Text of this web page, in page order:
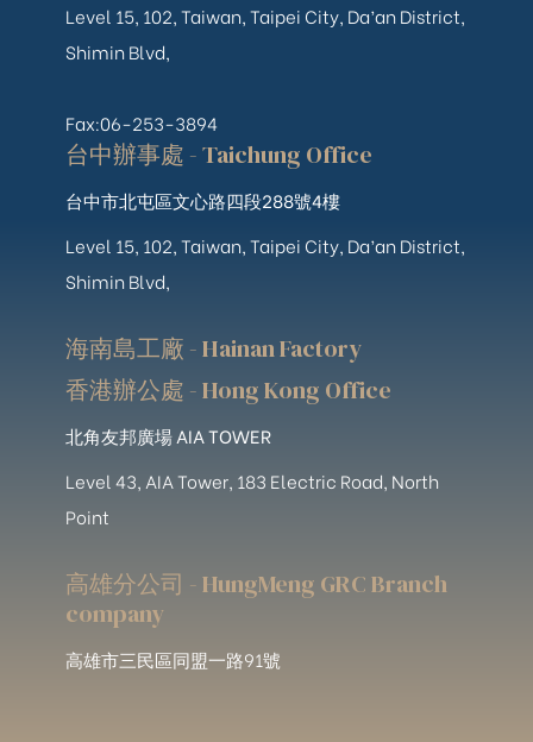
Level 15, 102, Taiwan, Taipei City, Da’an District,
Shimin Blvd,
Fax:06-253-3894
台中辦事處 - Taichung Office
台中市北屯區文心路四段288號4樓
Level 15, 102, Taiwan, Taipei City, Da’an District,
Shimin Blvd,
海南島工廠 - Hainan Factory
香港辦公處 - Hong Kong Office
北角友邦廣場 AIA TOWER
Level 43, AIA Tower, 183 Electric Road, North
Point
高雄分公司 - HungMeng GRC Branch
company
高雄市三民區同盟一路91號